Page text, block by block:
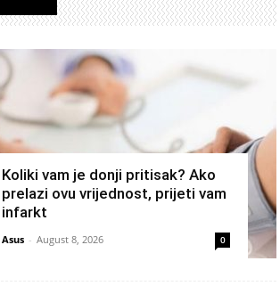
Koliki vam je donji pritisak? Ako
prelazi ovu vrijednost, prijeti vam
infarkt
Asus - August 8, 2026 0